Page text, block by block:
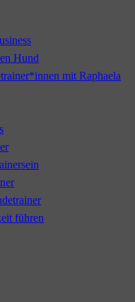
Hund
mit Raphaela
führen